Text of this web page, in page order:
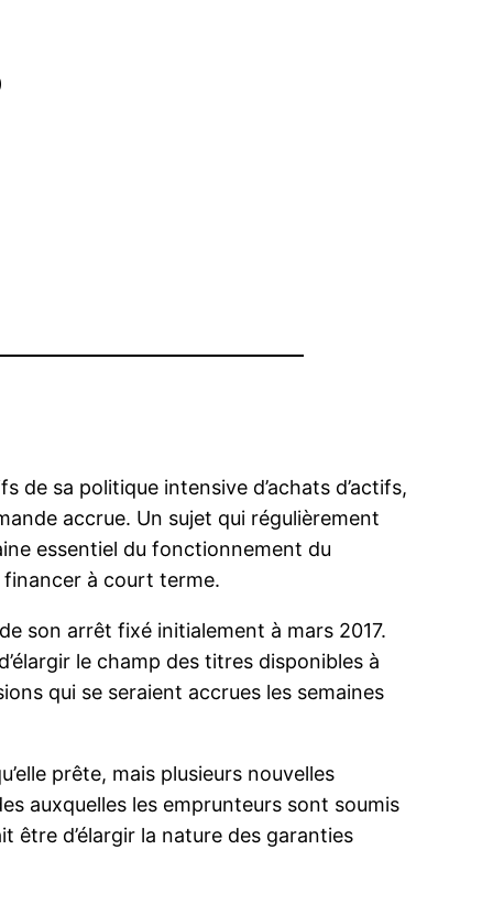
de sa politique intensive d’achats d’actifs,
accrue. Un sujet qui régulièrement
essentiel du fonctionnement du
financer à court terme.
son arrêt fixé initialement à mars 2017.
le champ des titres disponibles à
qui se seraient accrues les semaines
prête, mais plusieurs nouvelles
auxquelles les emprunteurs sont soumis
être d’élargir la nature des garanties